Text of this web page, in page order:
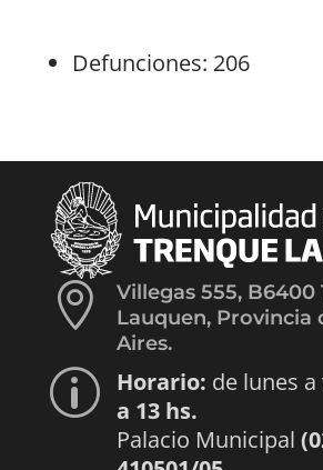
Defunciones: 206

Villegas 555, B6400
Lauquen, Provincia
Aires.
p Horario: de lunes
a 13 hs.
Palacio Municipal